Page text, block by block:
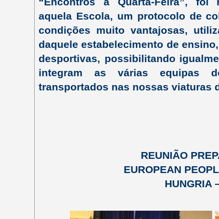
aquela Escola, um protocolo de
condições muito vantajosas,
daquele estabelecimento de
desportivas, possibilitando
integram as várias equipas
transportados nas nossas viaturas
REUNIÃO
EUROPEAN
HUNGRIA